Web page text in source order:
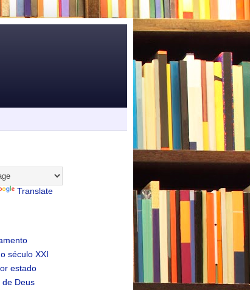
Translate
século XXI
estado
de Deus